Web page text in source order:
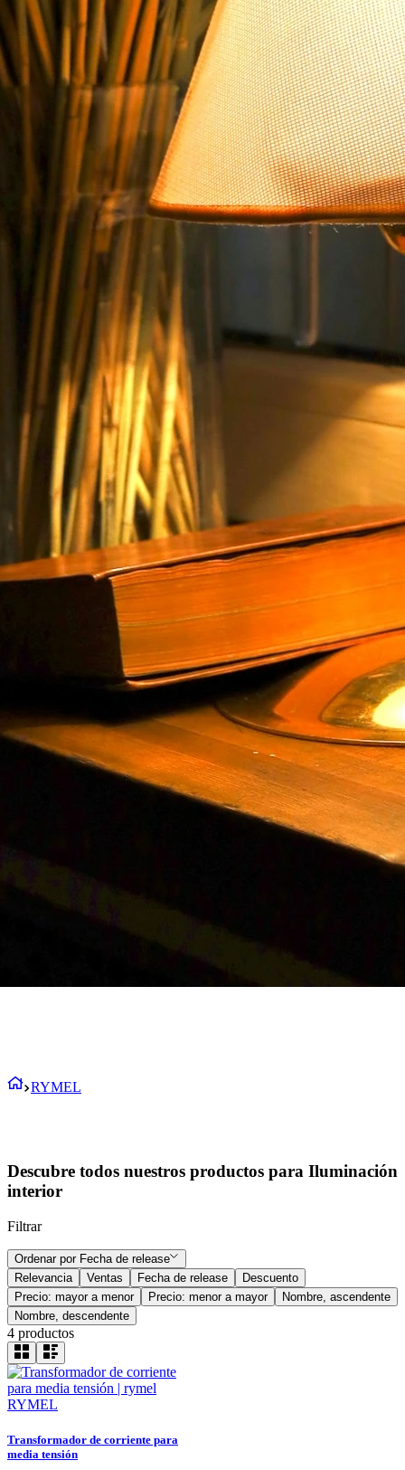
RYMEL
Descubre todos nuestros productos para Iluminación
interior
Filtrar
Ordenar por Fecha de release
Relevancia
Ventas Fecha de release
Descuento
Precio: mayor a menor
Precio: menor a mayor
Nombre, ascendente
Nombre, descendente
4 productos
RYMEL
Transformador de corriente para
media tensión